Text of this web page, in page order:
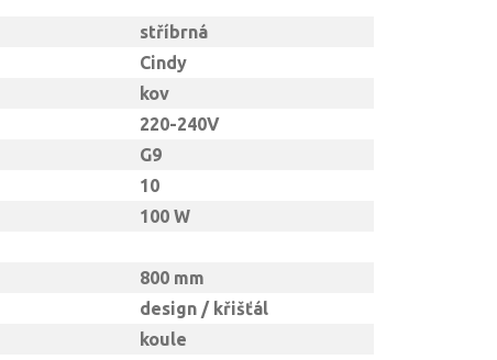
stříbrná
Cindy
kov
220-240V
G9
10
100 W
800 mm
design / křišťál
koule